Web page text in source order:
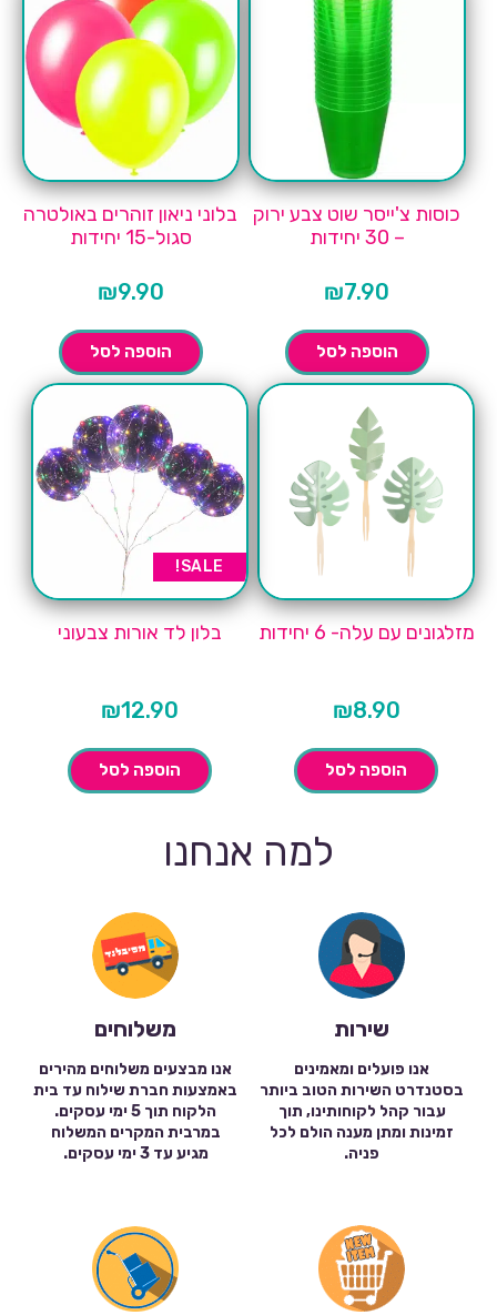
כוסות צ'ייסר שוט צבע ירוק
– 30 יחידות
₪7.90
הוספה לסל
בלוני ניאון זוהרים באולטרה
סגול-15 יחידות
₪9.90
הוספה לסל
מזלגונים עם עלה- 6 יחידות
₪8.90
הוספה לסל
SALE!
בלון לד אורות צבעוני
₪12.90
הוספה לסל
למה אנחנו
שירות
אנו פועלים ומאמינים
בסטנדרט השירות הטוב ביותר
עבור קהל לקוחותינו, תוך
זמינות ומתן מענה הולם לכל
פניה.
משלוחים
אנו מבצעים משלוחים מהירים
באמצעות חברת שילוח עד בית
הלקוח תוך 5 ימי עסקים.
במרבית המקרים המשלוח
מגיע עד 3 ימי עסקים.